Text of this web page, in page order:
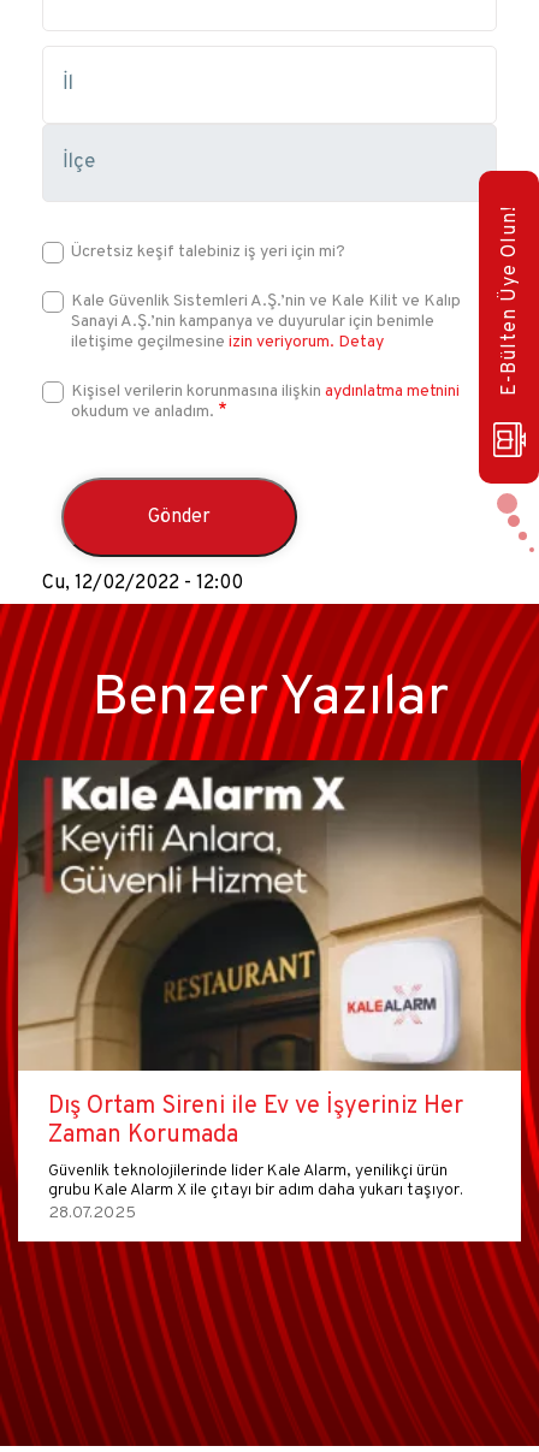
Ücretsiz keşif talebiniz iş yeri için mi?
Kale Güvenlik Sistemleri A.Ş.’nin ve Kale Kilit ve Kalıp
Sanayi A.Ş.’nin kampanya ve duyurular için benimle
iletişime geçilmesine izin veriyorum. Detay
Kişisel verilerin korunmasına ilişkin aydınlatma metnini
okudum ve anladım.
Cu, 12/02/2022 - 12:00
E-Bülten Üye Olun!
Benzer Yazılar
Dış Ortam Sireni ile Ev ve İşyeriniz Her
Zaman Korumada
Güvenlik teknolojilerinde lider Kale Alarm, yenilikçi ürün
grubu Kale Alarm X ile çıtayı bir adım daha yukarı taşıyor.
28.07.2025